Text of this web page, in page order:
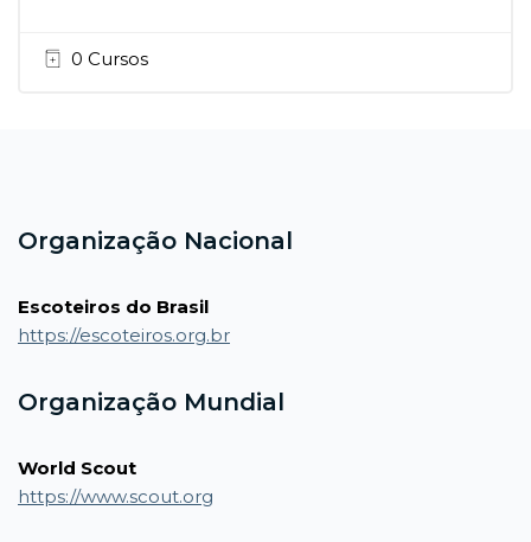
0 Cursos
Organização Nacional
Escoteiros do Brasil
https://escoteiros.org.br
Organização Mundial
World Scout
https://www.scout.org